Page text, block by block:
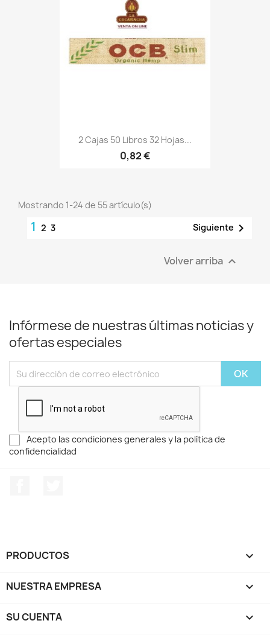
2 Cajas 50 Libros 32 Hojas...
0,82 €
Mostrando 1-24 de 55 artículo(s)
1 2 3 Siguiente 
Volver arriba 
Infórmese de nuestras últimas noticias y
ofertas especiales
Acepto las condiciones generales y la política de
confidencialidad
PRODUCTOS 
NUESTRA EMPRESA 
SU CUENTA 